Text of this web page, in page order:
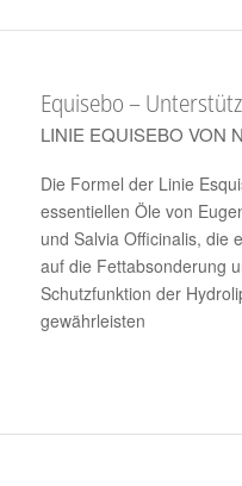
Equisebo –
LINIE EQUISEBO VON
Die Formel der Linie
essentiellen Öle von
und Salvia Officinalis, die
auf die Fettabsonderung
Schutzfunktion der
gewährleisten